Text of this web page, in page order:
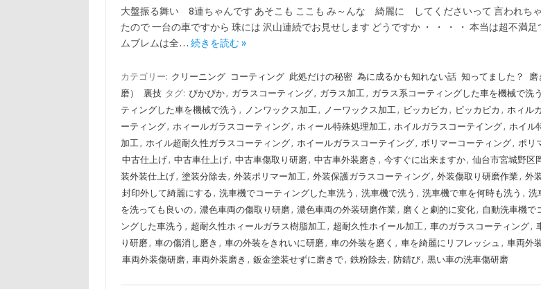
大盤振る舞い 8連ちゃんです あそこも ここも み～んな 綺麗に してくださいって 言われち
たので 一台の車ですから 珠には 沢山連続でお見せします どうですか ・ ・ ・ ・ 本当は超不満足
ムブレムは全… 続きを読む »
カテゴリー: クリーニング コーティング 此処だけの秘密 為に成るかも知れない話 知ってました？
磨
磨）
裏技 タグ: ぴかぴか, ガラスコーティング, ガラス加工 , ガラス系コーティングした車を機械で洗う
ティングした車を機械で洗う , ノンワックス加工 , ノーワックス加工 , ビッカビカ , ピッカピカ , ホィル
ーティング, ホィールガラスコーティング, ホィール特殊処理加工 , ホイルガラスコーテイング, ホイル
加工 , ホイル超耐久性ガラスコーティング, ホイールガラスコーテイング, ポリマーコーティング, ポリ
中古仕上げ, 中古車仕上げ, 中古車傷取り研磨, 中古車外装磨き , 今すぐに出来ますか, 仙台市宮城野区
装外装仕上げ, 塗装分除去, 外装ポリマー加工 , 外装保護ガラスコーティング, 外装傷取り研磨作業, 外
封印外して綺麗にする , 洗車機でコーティングした車洗う , 洗車機で洗う , 洗車機で車を何時も洗う , 洗
を洗っても良いの, 濃色車両の傷取り研磨, 濃色車両の外装研磨作業, 磨くと劇的に変化, 自動洗車機で
ングした車洗う , 超耐久性ホィールガラス樹脂加工 , 超耐久性ホイール加工 , 車のガラスコーティング,
り研磨, 車の傷消し磨き , 車の外装をきれいに研磨, 車の外装を磨く , 車を綺麗にリフレッシュ , 車両外
車両外装傷研磨, 車両外装磨き , 鈑金塗装せずに磨きで, 鉄粉除去, 防錆び, 黒い車の洗車傷研磨